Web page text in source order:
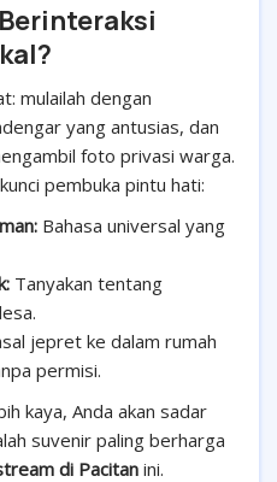
mulailah dengan
yang antusias, dan
foto privasi warga.
pembuka pintu hati:
Bahasa universal yang
Tanyakan tentang
jepret ke dalam rumah
permisi.
kaya, Anda akan sadar
suvenir paling berharga
di Pacitan ini.